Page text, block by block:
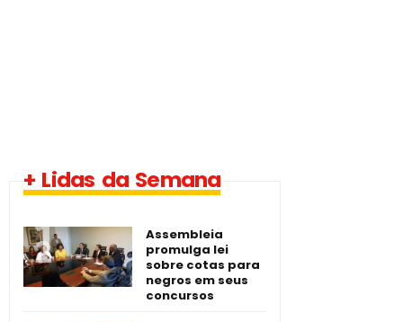
+ Lidas da Semana
-­ Imperatriz/MA
Assembleia
promulga lei
sobre cotas para
negros em seus
concursos